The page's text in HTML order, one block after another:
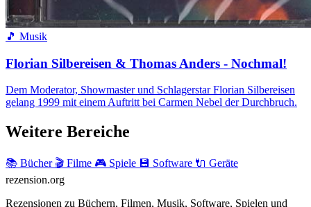
🎵 Musik
Florian Silbereisen & Thomas Anders - Nochmal!
Dem Moderator, Showmaster und Schlagerstar Florian Silbereisen
gelang 1999 mit einem Auftritt bei Carmen Nebel der Durchbruch.
Weitere Bereiche
📚 Bücher 🎬 Filme 🎮 Spiele 💾 Software 🔌 Geräte
rezension.org
Rezensionen zu Büchern, Filmen, Musik, Software, Spielen und